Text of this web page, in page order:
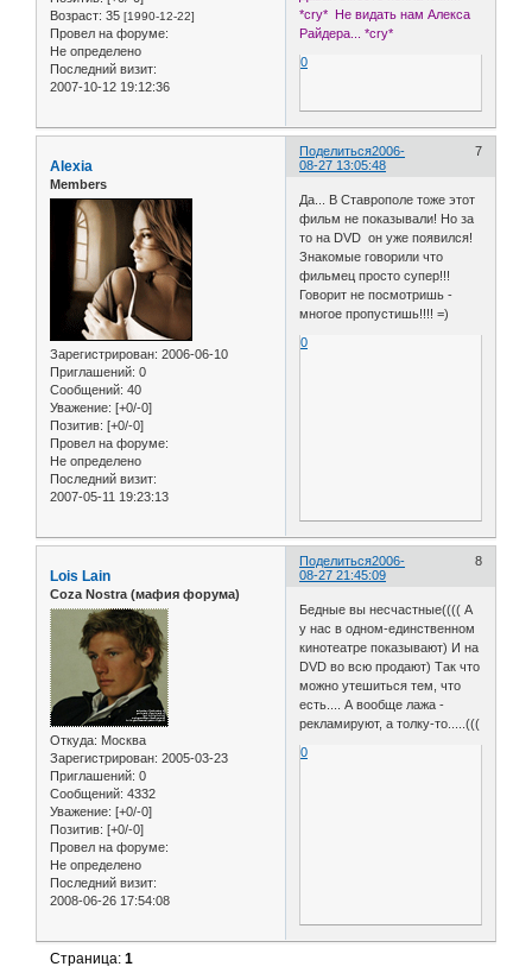
Возраст: 35 [1990-12-22]
Провел на форуме:
Не определено
Последний визит:
2007-10-12 19:12:36
*cry* Не видать нам Алекса
Райдера... *cry*
0
Поделиться 7
2006-
08-27 13:05:48
Alexia
Members
Зарегистрирован: 2006-06-10
Приглашений: 0
Сообщений: 40
Уважение: [+0/-0]
Позитив: [+0/-0]
Провел на форуме:
Не определено
Последний визит:
2007-05-11 19:23:13
Да... В Ставрополе тоже этот
фильм не показывали! Но за
то на DVD он уже появился!
Знакомые говорили что
фильмец просто супер!!!
Говорит не посмотришь -
многое пропустишь!!!! =)
0
Поделиться 8
2006-
08-27 21:45:09
Lois Lain
Coza Nostra (мафия форума)
Откуда: Москва
Зарегистрирован: 2005-03-23
Приглашений: 0
Сообщений: 4332
Уважение: [+0/-0]
Позитив: [+0/-0]
Провел на форуме:
Не определено
Последний визит:
2008-06-26 17:54:08
Бедные вы несчастные(((( А
у нас в одном-единственном
кинотеатре показывают) И на
DVD во всю продают) Так что
можно утешиться тем, что
есть.... А вообще лажа -
рекламируют, а толку-то.....(((
0
Страница:1